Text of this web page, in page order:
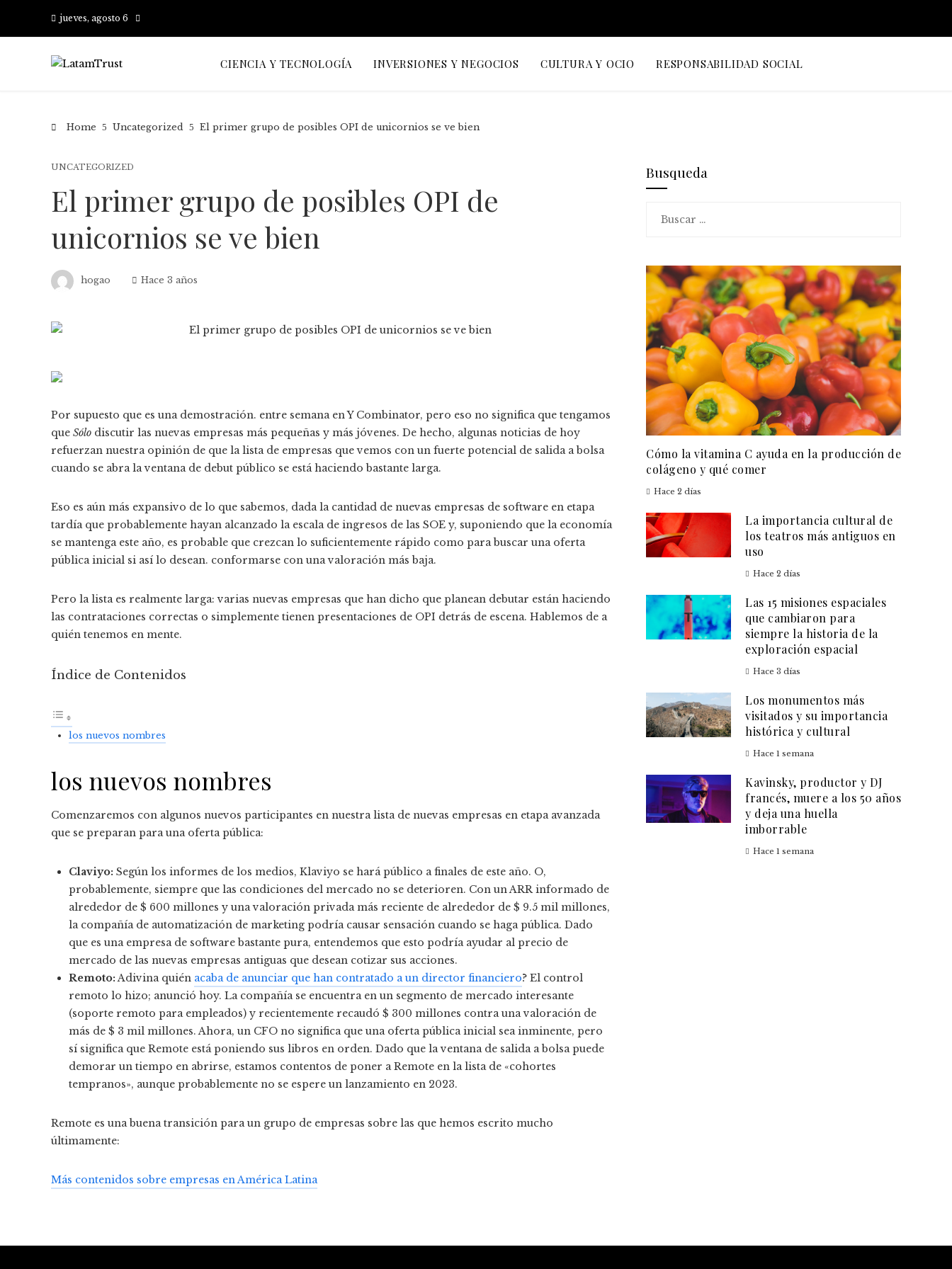
jueves, agosto 6
CIENCIA Y TECNOLOGÍA INVERSIONES Y NEGOCIOS CULTURA Y OCIO RESPONSABILIDAD SOCIAL
Home Uncategorized El primer grupo de posibles OPI de unicornios se ve bien
UNCATEGORIZED
El primer grupo de posibles OPI de
unicornios se ve bien
hogao Hace 3 años
Por supuesto que es una demostración. entre semana en Y Combinator, pero eso no significa que tengamos
que Sólo discutir las nuevas empresas más pequeñas y más jóvenes. De hecho, algunas noticias de hoy
refuerzan nuestra opinión de que la lista de empresas que vemos con un fuerte potencial de salida a bolsa
cuando se abra la ventana de debut público se está haciendo bastante larga.
Eso es aún más expansivo de lo que sabemos, dada la cantidad de nuevas empresas de software en etapa
tardía que probablemente hayan alcanzado la escala de ingresos de las SOE y, suponiendo que la economía
se mantenga este año, es probable que crezcan lo suficientemente rápido como para buscar una oferta
pública inicial si así lo desean. conformarse con una valoración más baja.
Pero la lista es realmente larga: varias nuevas empresas que han dicho que planean debutar están haciendo
las contrataciones correctas o simplemente tienen presentaciones de OPI detrás de escena. Hablemos de a
quién tenemos en mente.
Índice de Contenidos
los nuevos nombres
los nuevos nombres
Comenzaremos con algunos nuevos participantes en nuestra lista de nuevas empresas en etapa avanzada
que se preparan para una oferta pública:
Claviyo: Según los informes de los medios, Klaviyo se hará público a finales de este año. O,
probablemente, siempre que las condiciones del mercado no se deterioren. Con un ARR informado de
alrededor de $ 600 millones y una valoración privada más reciente de alrededor de $ 9.5 mil millones,
la compañía de automatización de marketing podría causar sensación cuando se haga pública. Dado
que es una empresa de software bastante pura, entendemos que esto podría ayudar al precio de
mercado de las nuevas empresas antiguas que desean cotizar sus acciones.
Remoto:Adivina quién acaba de anunciar que han contratado a un director financiero? El control
remoto lo hizo; anunció hoy. La compañía se encuentra en un segmento de mercado interesante
(soporte remoto para empleados) y recientemente recaudó $ 300 millones contra una valoración de
más de $ 3 mil millones. Ahora, un CFO no significa que una oferta pública inicial sea inminente, pero
sí significa que Remote está poniendo sus libros en orden. Dado que la ventana de salida a bolsa puede
demorar un tiempo en abrirse, estamos contentos de poner a Remote en la lista de «cohortes
tempranos», aunque probablemente no se espere un lanzamiento en 2023.
Remote es una buena transición para un grupo de empresas sobre las que hemos escrito mucho
últimamente:
Más contenidos sobre empresas en América Latina
Busqueda
Cómo la vitamina C ayuda en la producción de
colágeno y qué comer
Hace 2 días
La importancia cultural de
los teatros más antiguos en
uso
Hace 2 días
Las 15 misiones espaciales
que cambiaron para
siempre la historia de la
exploración espacial
Hace 3 días
Los monumentos más
visitados y su importancia
histórica y cultural
Hace 1 semana
Kavinsky, productor y DJ
francés, muere a los 50 años
y deja una huella
imborrable
Hace 1 semana